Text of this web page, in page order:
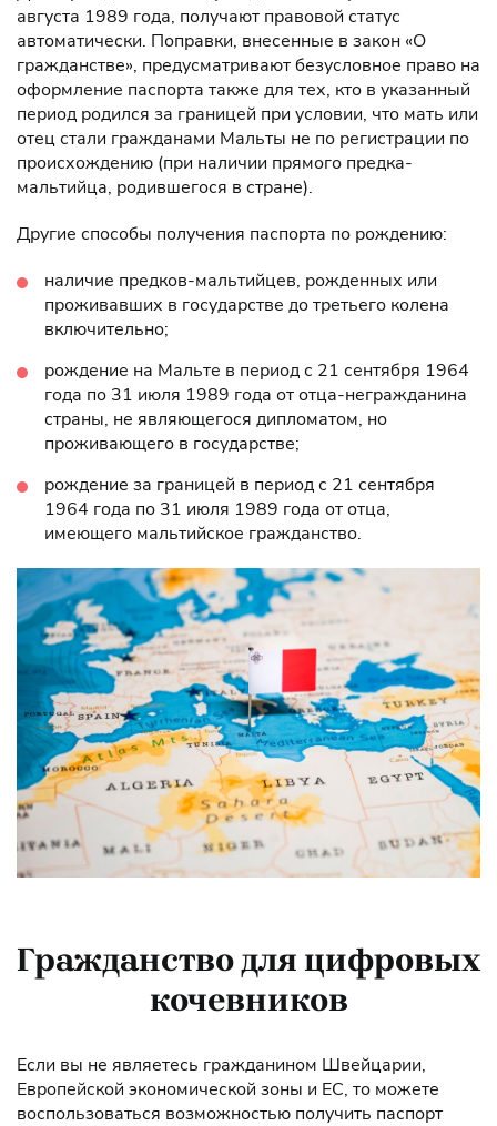
августа 1989 года, получают правовой статус
автоматически. Поправки, внесенные в закон «О
гражданстве», предусматривают безусловное право на
оформление паспорта также для тех, кто в указанный
период родился за границей при условии, что мать или
отец стали гражданами Мальты не по регистрации по
происхождению (при наличии прямого предка-
мальтийца, родившегося в стране).
Другие способы получения паспорта по рождению:
наличие предков-мальтийцев, рожденных или
проживавших в государстве до третьего колена
включительно;
рождение на Мальте в период с 21 сентября 1964
года по 31 июля 1989 года от отца-негражданина
страны, не являющегося дипломатом, но
проживающего в государстве;
рождение за границей в период с 21 сентября
1964 года по 31 июля 1989 года от отца,
имеющего мальтийское гражданство.
Гражданство для цифровых
кочевников
Если вы не являетесь гражданином Швейцарии,
Европейской экономической зоны и ЕС, то можете
воспользоваться возможностью получить паспорт